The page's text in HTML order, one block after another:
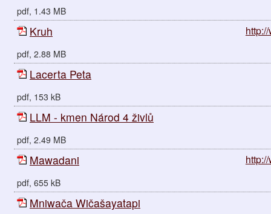
pdf, 1.43 MB
Kruh
pdf, 2.88 MB
Lacerta Peta
pdf, 153 kB
LLM - kmen Národ 4 živlů
pdf, 2.49 MB
Mawadani
pdf, 655 kB
Mniwača Wičašayatapi